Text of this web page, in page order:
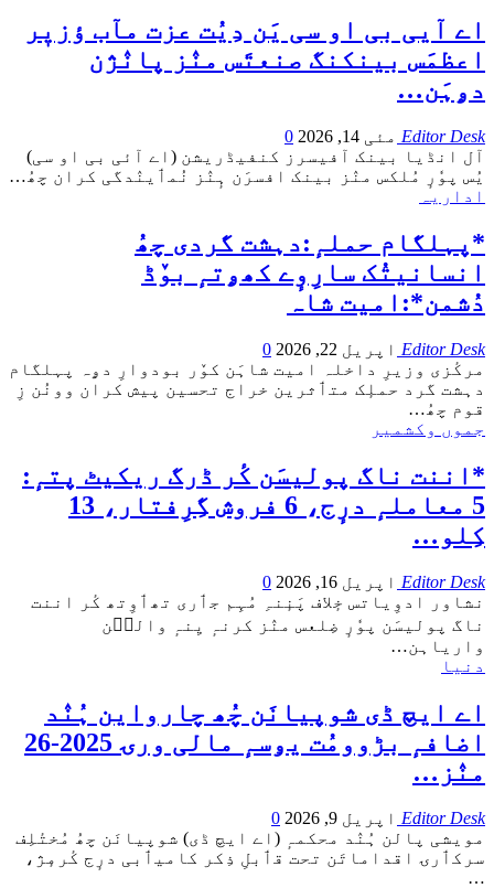
اے آیی بی او سی یَن دِیُت عزت مآب ؤزیٖر
اعظمَس بینکنگ صنعتَس منٛز پانٛژن
دۄہَن…
Editor Desk مئی 14, 2026
0
آل انڈیا بینک آفیسرز کنفیڈریشن (اے آئی بی او سی)
یُس پوٗرٕ مُلکس منٛز بینک افسرَن ہٕنٛز نُمٲینٛدگی کران چھُ …
اداریہ
*پہلگام حملہٕ:دہشت گردی چھُ
انسانیتُک سارِوٕے کھۄتہٕ بوٚڈ
دُشمن*:امیت شاہ
Editor Desk اپریل 22, 2026
0
مرکٔزی وزیرِ داخلہ امیت شاہَن کوٚر بودوارِ دۄہ پہلگام
دہشت گرد حملٕک متٲثرین خراج تحسین پیش کران وونُن زِ
قوم چھُ …
جموں وکشمیر
*اننت ناگ پولیسَن کٔر ڈرگ ریکیٹ پتہٕ:
5 معاملہٕ درٕج، 6 فروش گِرِفتار، 13
کِلو…
Editor Desk اپریل 16, 2026
0
نشاور ادوِیاتس خٕلاف پَنٕنہِ مُہِم جٲری تھٲوِتھ کٔر اننت
ناگ پولیسَن پوٗرٕ ضِلعس منٛز کرنہٕ یِنہٕ والٮ۪ن
واریاہن…
دنیا
اے ایچ ڈی شوپیانَن چُھ چارواین ہُنٛد
اضافہٕ بڑوومُت یۅسہٕ مالی ورۍ 2025-26
منٛز…
Editor Desk اپریل 9, 2026
0
مویشی پالن ہُنٛد محکمہٕ (اے ایچ ڈی) شوپیانَن چھُ مُختٔلِف
سرکٲرۍ اقداماتَن تحت قٲبلِ ذِکر کامیٲبی درٕج کٔرمٕژ،
…